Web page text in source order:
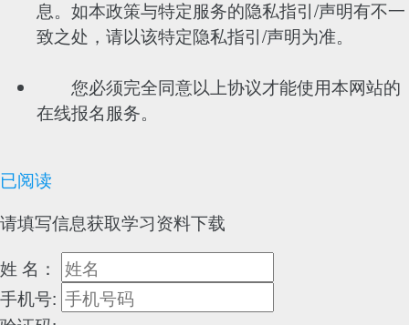
息。如本政策与特定服务的隐私指引/声明有不一
致之处，请以该特定隐私指引/声明为准。
您必须完全同意以上协议才能使用本网站的
在线报名服务。
已阅读
请填写信息获取学习资料下载
姓 名：
手机号: